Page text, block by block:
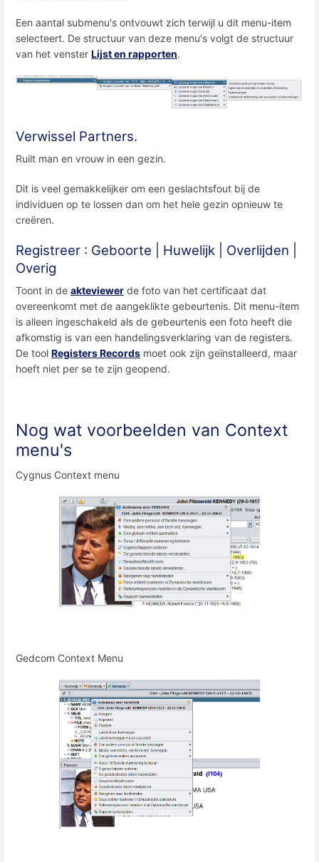
Een aantal submenu's ontvouwt zich terwijl u dit menu-item
selecteert. De structuur van deze menu's volgt de structuur
van het venster Lijst en rapporten.
Verwissel Partners.
Ruilt man en vrouw in een gezin.
Dit is veel gemakkelijker om een ​​geslachtsfout bij de
individuen op te lossen dan om het hele gezin opnieuw te
creëren.
Registreer : Geboorte | Huwelijk | Overlijden |
Overig
Toont in de akteviewer de foto van het certificaat dat
overeenkomt met de aangeklikte gebeurtenis. Dit menu-item
is alleen ingeschakeld als de gebeurtenis een foto heeft die
afkomstig is van een handelingsverklaring van de registers.
De tool Registers Records moet ook zijn geïnstalleerd, maar
hoeft niet per se te zijn geopend.
Nog wat voorbeelden van Context
menu's
Cygnus Context menu
Gedcom Context Menu